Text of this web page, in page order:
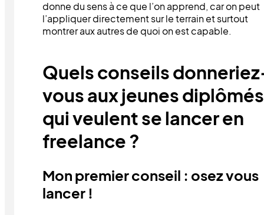
donne du sens à ce que l’on apprend, car on peut
l’appliquer directement sur le terrain et surtout
montrer aux autres de quoi on est capable.
Quels conseils
vous aux jeunes diplômés
qui veulent se lancer en
freelance ?
Mon premier conseil : osez vous
lancer !